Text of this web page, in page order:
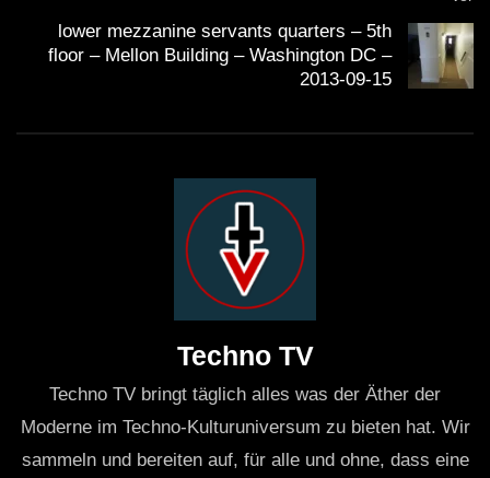
lower mezzanine servants quarters – 5th
floor – Mellon Building – Washington DC –
2013-09-15
Techno TV
Techno TV bringt täglich alles was der Äther der
Moderne im Techno-Kulturuniversum zu bieten hat. Wir
sammeln und bereiten auf, für alle und ohne, dass eine